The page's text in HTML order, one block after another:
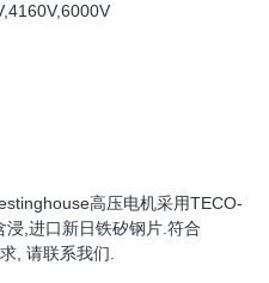
高压电机采用TECO-
,进口新日铁矽钢片.符合
, 请联系我们.